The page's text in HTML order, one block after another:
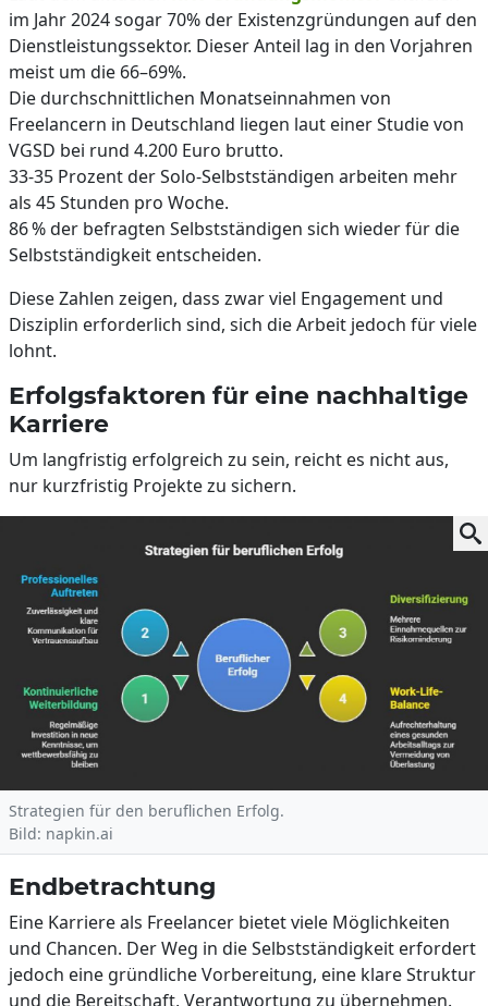
im Jahr 2024 sogar 70% der Existenzgründungen auf den
Dienstleistungssektor. Dieser Anteil lag in den Vorjahren
meist um die 66–69%.
Die durchschnittlichen Monatseinnahmen von
Freelancern in Deutschland liegen laut einer Studie von
VGSD bei rund 4.200 Euro brutto.
33-35 Prozent der Solo-Selbstständigen arbeiten mehr
als 45 Stunden pro Woche.
86 % der befragten Selbstständigen sich wieder für die
Selbstständigkeit entscheiden.
Diese Zahlen zeigen, dass zwar viel Engagement und
Disziplin erforderlich sind, sich die Arbeit jedoch für viele
lohnt.
Erfolgsfaktoren für eine nachhaltige
Karriere
Um langfristig erfolgreich zu sein, reicht es nicht aus,
nur kurzfristig Projekte zu sichern.
Strategien für den beruflichen Erfolg.
Bild: napkin.ai
Endbetrachtung
Eine Karriere als Freelancer bietet viele Möglichkeiten
und Chancen. Der Weg in die Selbstständigkeit erfordert
jedoch eine gründliche Vorbereitung, eine klare Struktur
und die Bereitschaft, Verantwortung zu übernehmen.